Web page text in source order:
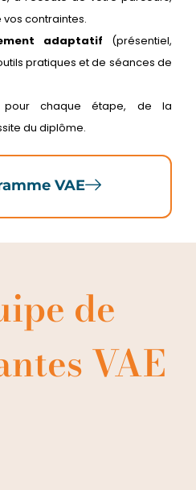
contraintes.
adaptatif (présentiel,
pratiques et de séances de
pour chaque étape, de la
du diplôme.
VAE
de
VAE